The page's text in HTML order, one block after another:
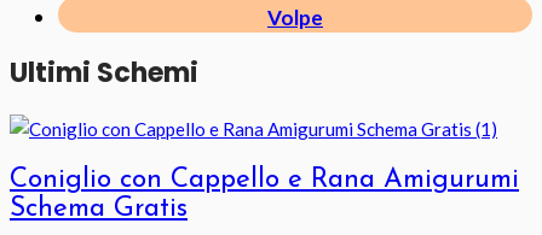
Volpe
Ultimi Schemi
Coniglio con Cappello e Rana Amigurumi
Schema Gratis